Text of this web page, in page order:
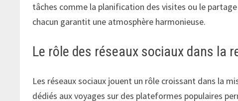
tâches comme la planification des visites ou le
chacun garantit une atmosphère harmonieuse.
Le rôle des réseaux sociaux dans la
Les réseaux sociaux jouent un rôle croissant dans la
dédiés aux voyages sur des plateformes populaires